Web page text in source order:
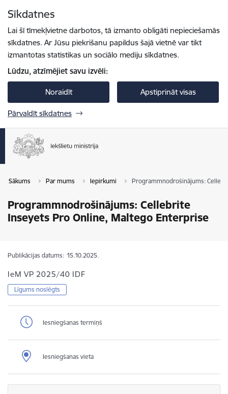
Sīkdatnes
Lai šī tīmekļvietne darbotos, tā izmanto obligāti nepieciešamās
sīkdatnes. Ar Jūsu piekrišanu papildus šajā vietnē var tikt
izmantotas statistikas un sociālo mediju sīkdatnes.
Lūdzu, atzīmējiet savu izvēli:
Noraidīt Apstiprināt visas
Pārvaldīt sīkdatnes
Sākums Par mums Iepirkumi Programmnodrošinājums:
Programmnodrošinājums: Cellebrite
Inseyets Pro Online, Maltego Enterprise
Publikācijas datums: 15.10.2025.
IeM VP 2025/40 IDF
Līgums noslēgts
Iesniegšanas termiņš
Iesniegšanas vieta